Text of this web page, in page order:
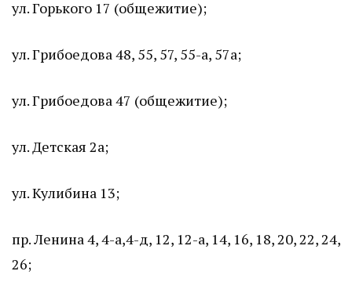
ул. Горького 17 (общежитие);
ул. Грибоедова 48, 55, 57, 55-а, 57а;
ул. Грибоедова 47 (общежитие);
ул. Детская 2а;
ул. Кулибина 13;
пр. Ленина 4, 4-а,4-д, 12, 12-а, 14, 16, 18, 20, 22, 24,
26;